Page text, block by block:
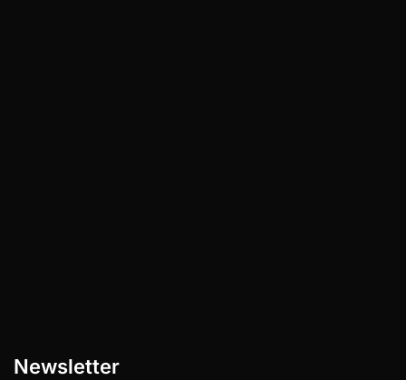
Newsletter